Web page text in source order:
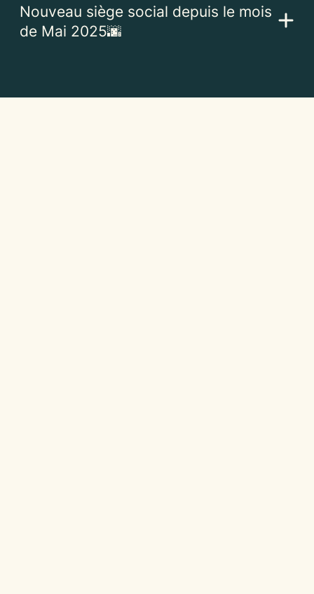
Nouveau siège social depuis le mois
de Mai 2025🌆